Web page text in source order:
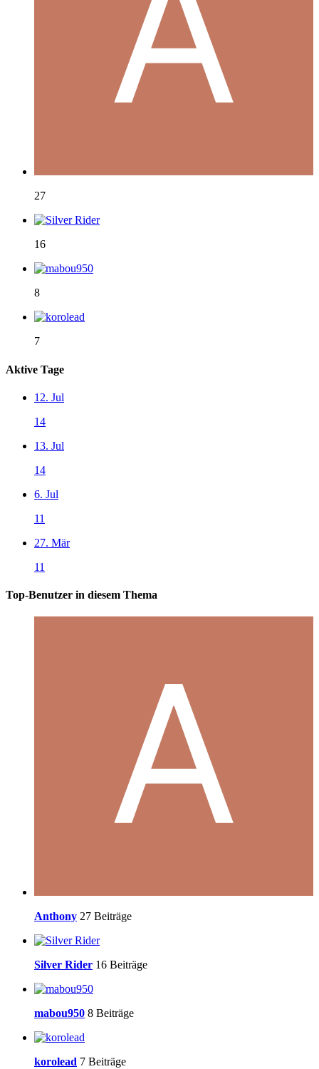
27
16
8
7
Aktive Tage
12. Jul
14
13. Jul
14
6. Jul
11
27. Mär
11
Top-Benutzer in diesem Thema
Anthony 27 Beiträge
Silver Rider 16 Beiträge
mabou950 8 Beiträge
korolead 7 Beiträge